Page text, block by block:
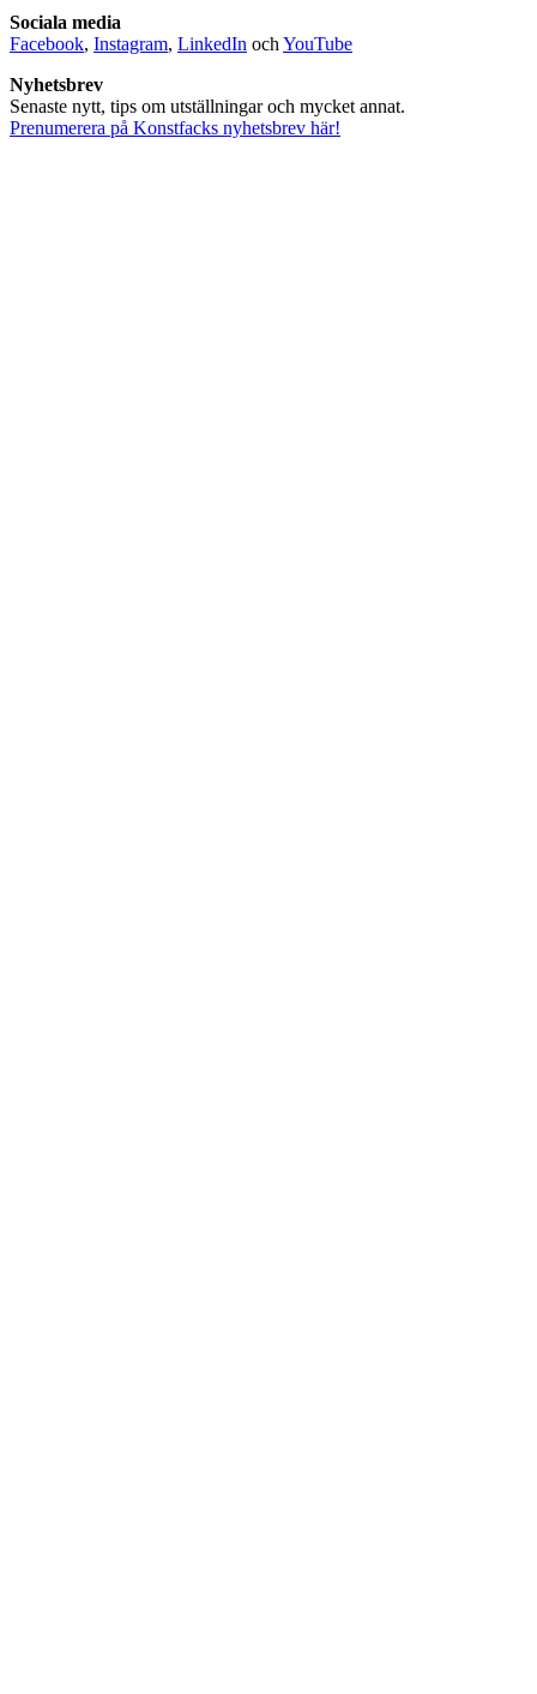
Sociala media
Facebook, Instagram, LinkedIn och YouTube
Nyhetsbrev
Senaste nytt, tips om utställningar och mycket annat.
Prenumerera på Konstfacks nyhetsbrev här!